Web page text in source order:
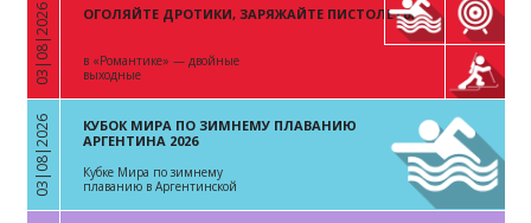
«
03|08|2026 ОГОЛЯЙТЕ ДРОТИКИ, ЗАРЯЖАЙТЕ ПИСТОЛЕТЫ
в «Романтике» — двойные
выходные
«
03|08|2026
КУБОК МИРА ПО ЗИМНЕМУ ПЛАВАНИЮ
АРГЕНТИНА 2026
Кубке Мира по зимнему
плаванию в Аргентинской